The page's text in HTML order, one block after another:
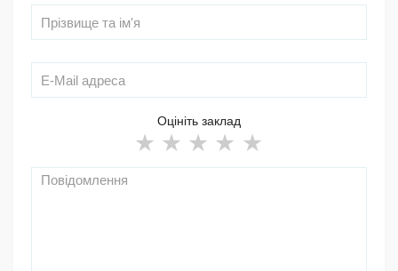
Оцініть заклад